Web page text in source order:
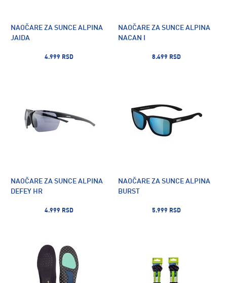
NAOČARE ZA SUNCE ALPINA
JAIDA
4.999 RSD
NAOČARE ZA SUNCE ALPINA
NACAN I
8.499 RSD
NAOČARE ZA SUNCE ALPINA
DEFEY HR
4.999 RSD
NAOČARE ZA SUNCE ALPINA
BURST
5.999 RSD